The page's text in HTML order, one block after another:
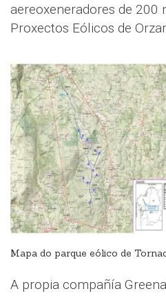
aereoxeneradores de 200
Proxectos Eólicos de
Mapa do parque eólico de
A propia compañía